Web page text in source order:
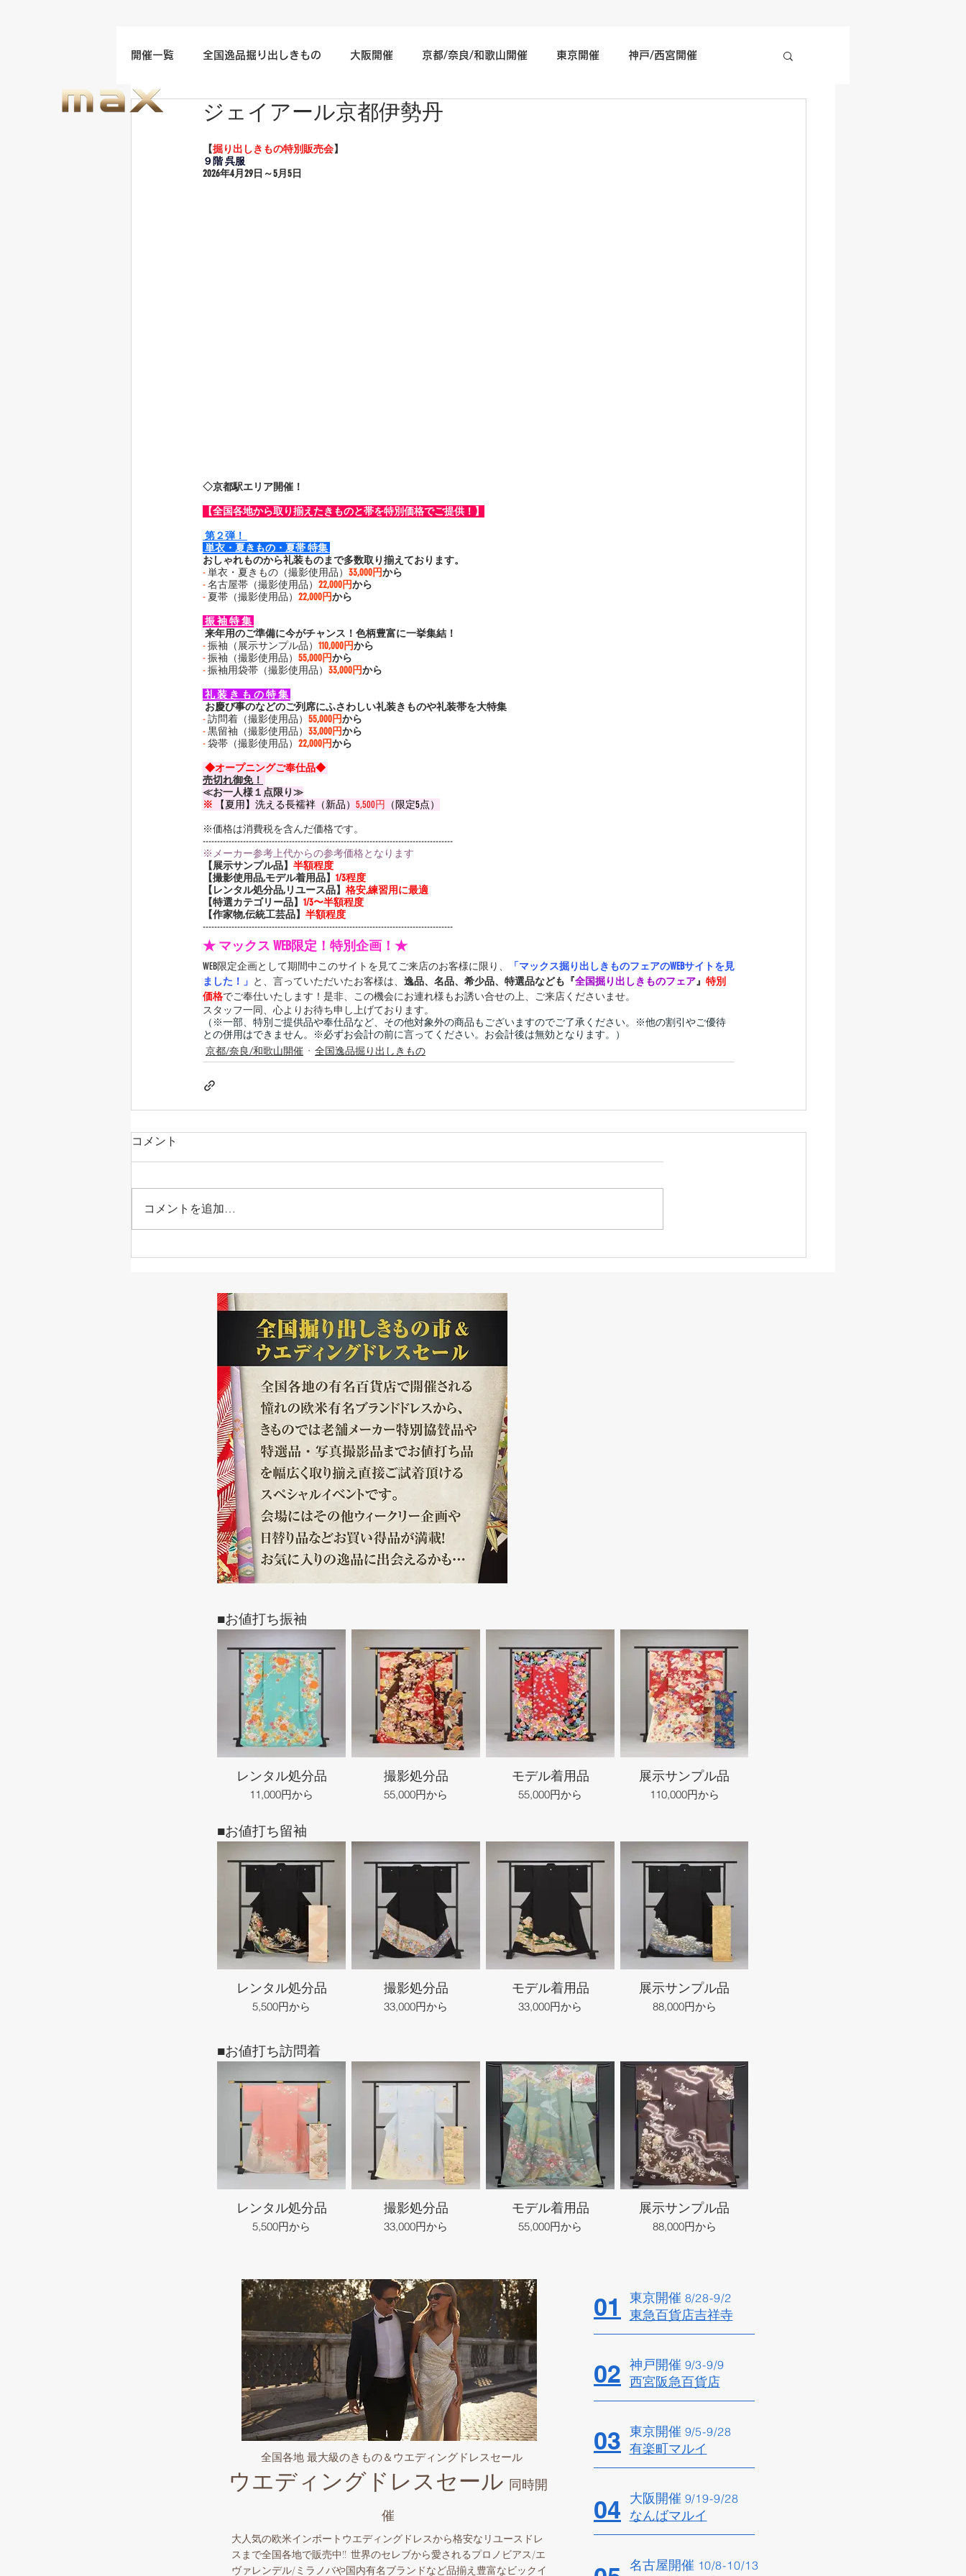
開催一覧 全国逸品掘り出しきもの 大阪開催 京都/奈良/和歌山開催 東京開催 神戸/西宮開催
名古屋/四日市/中部地方開催 神奈川/埼玉/千葉/静岡/関東地方開催
福岡/熊本/鹿児島/九州開催
ジェイアール京都伊勢丹
【掘り出しきもの特別販売会】
９階 呉服
2026年4月29日～5月5日
◇京都駅エリア開催！
【全国各地から取り揃えたきものと帯を特別価格でご提供！】
第２弾！
単衣・夏きもの・夏帯 特集
おしゃれものから礼装ものまで多数取り揃えております。
- 単衣・夏きもの（撮影使用品） 33,000円から
- 名古屋帯（撮影使用品） 22,000円から
- 夏帯（撮影使用品） 22,000円から
振 袖 特 集
来年用のご準備に今がチャンス！色柄豊富に一挙集結！
- 振袖（展示サンプル品） 110,000円から
- 振袖（撮影使用品） 55,000円から
- 振袖用袋帯（撮影使用品） 33,000円から
礼 装 き も の 特 集
お慶び事のなどのご列席にふさわしい礼装きものや礼装帯を大特集
- 訪問着（撮影使用品） 55,000円から
- 黒留袖（撮影使用品） 33,000円から
- 袋帯（撮影使用品） 22,000円から
◆オープニングご奉仕品◆
売切れ御免！
≪お一人様１点限り≫
※ 【夏用】洗える長襦袢（新品） 5,500円
（限定5点）
※価格は消費税を含んだ価格です。
---------------------------------------------------------------------------------------
※メーカー参考上代からの参考価格となります
【展示サンプル品】 半額程度
【撮影使用品,モデル着用品】 1/3程度
【レンタル処分品,リユース品】 格安,練習用に最適
【特選カテゴリー品】 1/3〜半額程度
【作家物,伝統工芸品】 半額程度
---------------------------------------------------------------------------------------
★ マックス WEB限定！特別企画！★
WEB限定企画として期間中このサイトを見てご来店のお客様に限り、
「マックス掘り出しきものフェアのWEBサイトを見
ました！」 と、言っていただいたお客様は、 逸品、名品、希少品、特選品なども『全国掘り出しきものフェア』 特別
価格でご奉仕いたします！是非、この機会にお連れ様もお誘い合せの上、ご来店くださいませ。
スタッフ一同、心よりお待ち申し上げております。
（※一部、特別ご提供品や奉仕品など、その他対象外の商品もございますのでご了承ください。※他の割引やご優待
との併用はできません。※必ずお会計の前に言ってください。お会計後は無効となります。）
京都/奈良/和歌山開催 全国逸品掘り出しきもの
コメント
コメントを追加…
■お値打ち振袖
レンタル処分品
11,000円から
撮影処分品
55,000円から
モデル着用品
55,000円から
展示サンプル品
110,000円から
■お値打ち留袖
レンタル処分品
5,500円から
撮影処分品
33,000円から
モデル着用品
33,000円から
展示サンプル品
88,000円から
■お値打ち訪問着
レンタル処分品
5,500円から
撮影処分品
33,000円から
モデル着用品
55,000円から
展示サンプル品
88,000円から
全国各地 最大級のきもの＆ウエディングドレスセール
ウエディングドレスセール 同時開
催
大人気の欧米インポートウエディングドレスから格安なリユースドレ
スまで全国各地で販売中!! 世界のセレブから愛されるプロノビアス/エ
ヴァレンデル/ミラノバや国内有名ブランドなど品揃え豊富なビックイ
01 東京開催​ 8/28-9/2
東急百貨店吉祥寺​
02 神戸開催​ 9/3-9/9
西宮阪急百貨店
03 東京開催 9/5-9/28
有楽町マルイ​
04 大阪開催​ 9/19-9/28
​なんばマルイ
名古屋開催​ 10/8-10/13